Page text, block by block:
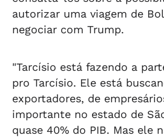
autorizar uma viagem de
negociar com Trump.
"Tarcísio está fazendo a
pro Tarcísio. Ele está
exportadores, de
importante no estado de
quase 40% do PIB. Mas ele